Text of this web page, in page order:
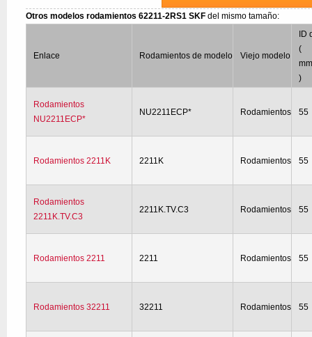
Otros modelos rodamientos 62211-2RS1 SKFdel mismo tamaño:
Enlace Rodamientos de modelo Viejo modelo
ID
(
)
Rodamientos
NU2211ECP*
NU2211ECP* Rodamientos 55
Rodamientos 2211K 2211K Rodamientos 55
Rodamientos
2211K.TV.C3
2211K.TV.C3 Rodamientos 55
Rodamientos 2211 2211 Rodamientos 55
Rodamientos 32211 32211 Rodamientos 55